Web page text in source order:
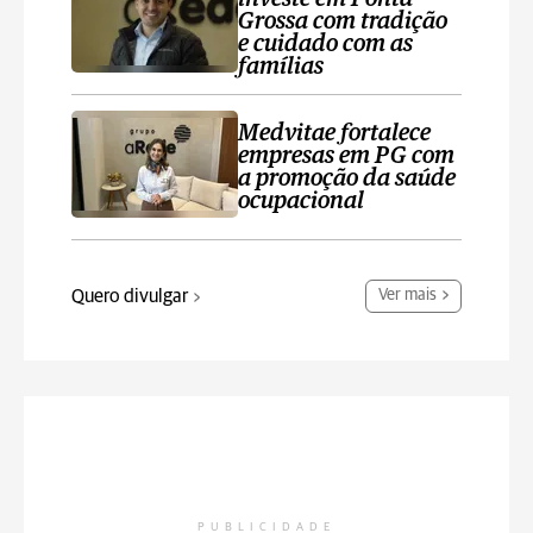
Grossa com tradição
e cuidado com as
famílias
Medvitae fortalece
empresas em PG com
a promoção da saúde
ocupacional
Quero divulgar Ver mais
PUBLICIDADE